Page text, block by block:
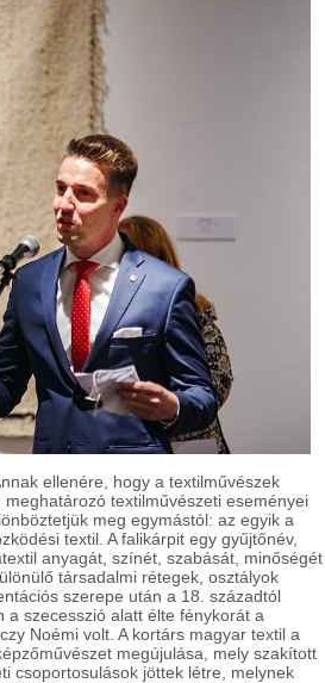
ellenére, hogy a textilművészek
textilművészeti eseményei
meg egymástól: az egyik a
textil. A falikárpit egy gyűjtőnév,
anyagát, színét, szabását, minőségét
társadalmi rétegek, osztályok
szerepe után a 18. századtól
a szecesszió alatt élte fénykorát a
Noémi volt. A kortárs magyar textil a
megújulása, mely szakított
csoportosulások jöttek létre, melynek